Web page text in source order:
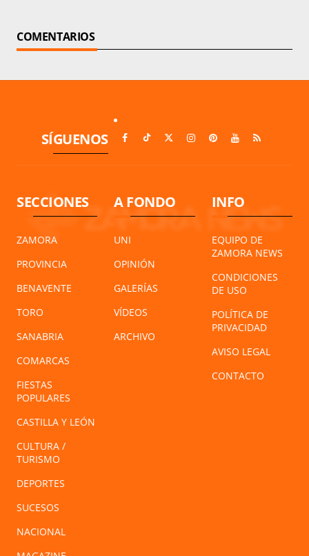
COMENTARIOS
SÍGUENOS
SECCIONES
ZAMORA
PROVINCIA
BENAVENTE
TORO
SANABRIA
COMARCAS
FIESTAS
POPULARES
CASTILLA Y LEÓN
CULTURA /
TURISMO
DEPORTES
SUCESOS
NACIONAL
A FONDO
UNI
OPINIÓN
GALERÍAS
VÍDEOS
ARCHIVO
INFO
EQUIPO DE
ZAMORA NEWS
CONDICIONES
DE USO
POLÍTICA DE
PRIVACIDAD
AVISO LEGAL
CONTACTO